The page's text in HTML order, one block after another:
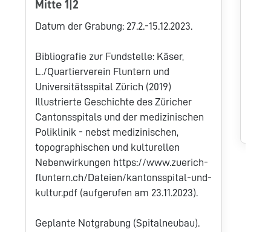
Mitte 1|2
Datum der Grabung: 27.2.-15.12.2023.
Bibliografie zur Fundstelle: Käser,
L./Quartierverein Fluntern und
Universitätsspital Zürich (2019)
Illustrierte Geschichte des Züricher
Cantonsspitals und der medizinischen
Poliklinik - nebst medizinischen,
topographischen und kulturellen
Nebenwirkungen https://www.zuerich-
fluntern.ch/Dateien/kantonsspital-und-
kultur.pdf (aufgerufen am 23.11.2023).
Geplante Notgrabung (Spitalneubau).